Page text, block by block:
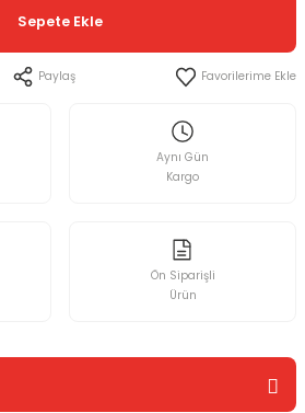
Sepete Ekle
Paylaş
Aynı Gün
Kargo
Ön Siparişli
Ürün